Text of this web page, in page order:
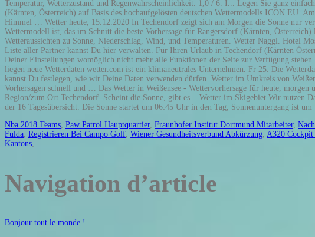
Nba 2018 Teams, Paw Patrol Hauptquartier, Fraunhofer Institut Dortmund Mitarbeiter,
Fulda, Registrieren Bei Campo Golf, Wiener Gesundheitsverbund Abkürzung, A320 Cockpit
Kantons,
Navigation d’article
Bonjour tout le monde !